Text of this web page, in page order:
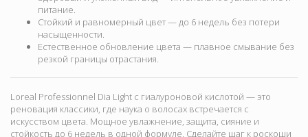
питание.
Стойкий и равномерный цвет — до 6 недель без потери
насыщенности.
Естественное обновление цвета — плавное смывание без
резкой границы отрастания.
Loreal Professionnel Dia Light с гиалуроновой кислотой — это
реновация классики, где наука о волосах встречается с
искусством цвета. Мощное увлажнение, защита, сияние и
стойкость до 6 недель в одной формуле. Сделайте шаг к роскоши